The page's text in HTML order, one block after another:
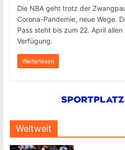
Die NBA geht trotz der
Corona-Pandemie, neue Wege.
Pass steht bis zum 22. April
Verfügung.
Weiterlesen
Weltweit